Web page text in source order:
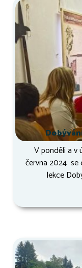
V pondělí a v
června 2024
lekce